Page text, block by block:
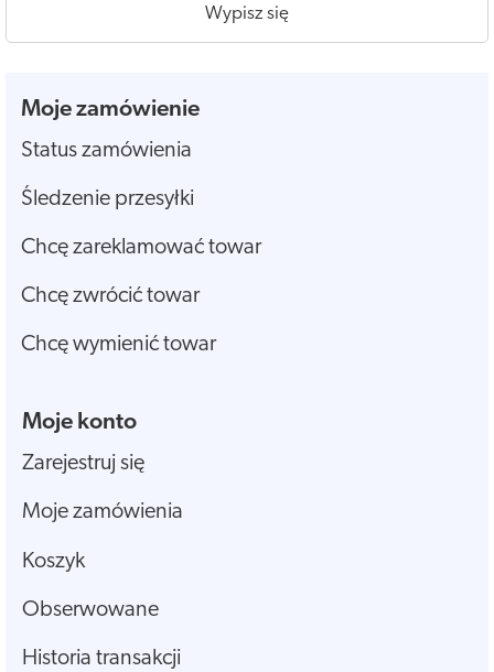
Wypisz się
Moje zamówienie
Status zamówienia
Śledzenie przesyłki
Chcę zareklamować towar
Chcę zwrócić towar
Chcę wymienić towar
Moje konto
Zarejestruj się
Moje zamówienia
Koszyk
Obserwowane
Historia transakcji